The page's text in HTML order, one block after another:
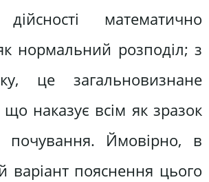
дійсності математично
нормальний розподіл; з
це загальновизнане
наказує всім як зразок
почування. Ймовірно, в
варіант пояснення цього